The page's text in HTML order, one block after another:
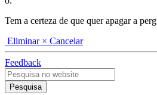
Tem a certeza de que quer apagar a
Eliminar × Cancelar
Feedback